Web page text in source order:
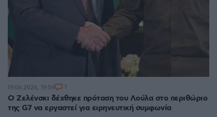
Ο Ζελένσκι δέχθηκε πρόταση του Λούλα στο περιθώριο
της G7 να εργαστεί για ειρηνευτική συμφωνία
19.06.2026, 19:59 1